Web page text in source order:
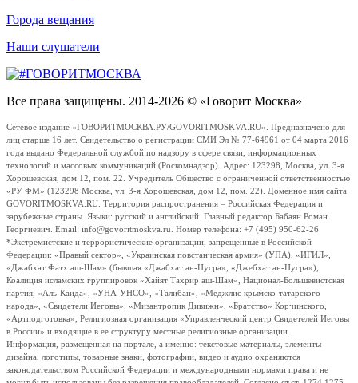
Города вещания
Наши слушатели
Все права защищены. 2014-2026 © «Говорит Москва»
Сетевое издание «ГОВОРИТМОСКВА.РУ/GOVORITMOSKVA.RU». Предназначено для
лиц старше 16 лет. Свидетельство о регистрации СМИ Эл № 77-64961 от 04 марта 2016
года выдано Федеральной службой по надзору в сфере связи, информационных
технологий и массовых коммуникаций (Роскомнадзор). Адрес: 123298, Москва, ул. 3-я
Хорошевская, дом 12, пом. 22. Учредитель Общество с ограниченной ответственностью
«РУ ФМ» (123298 Москва, ул. 3-я Хорошевская, дом 12, пом. 22). Доменное имя сайта
GOVORITMOSKVA.RU. Территория распространения – Российская Федерация и
зарубежные страны. Языки: русский и английский. Главный редактор Бабаян Роман
Георгиевич. Email: info@govoritmoskva.ru. Номер телефона: +7 (495) 950-62-26
*Экстремистские и террористические организации, запрещенные в Российской
Федерации: «Правый сектор», «Украинская повстанческая армия» (УПА), «ИГИЛ»,
«Джабхат Фатх аш-Шам» (бывшая «Джабхат ан-Нусра», «Джебхат ан-Нусра»),
Коалиция исламских группировок «Хайят Тахрир аш-Шам», Национал-Большевистская
партия, «Аль-Каида», «УНА-УНСО», «Талибан», «Меджлис крымско-татарского
народа», «Свидетели Иеговы», «Мизантропик Дивижн», «Братство» Корчинского,
«Артподготовка», Религиозная организация «Управленческий центр Свидетелей Иеговы
в России» и входящие в ее структуру местные религиозные организации.
Информация, размещенная на портале, а именно: текстовые материалы, элементы
дизайна, логотипы, товарные знаки, фотографии, видео и аудио охраняются
законодательством Российской Федерации и международными нормами права и не